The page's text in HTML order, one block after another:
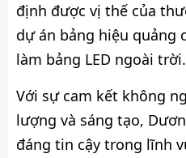
định được vị thế của
dự án bảng hiệu quảng
làm bảng LED ngoài
Với sự cam kết không
lượng và sáng tạo,
đáng tin cậy trong lĩnh